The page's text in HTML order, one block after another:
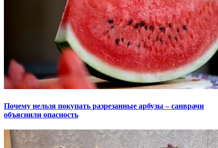
Почему нельзя покупать разрезанные арбузы – санврачи
объяснили опасность